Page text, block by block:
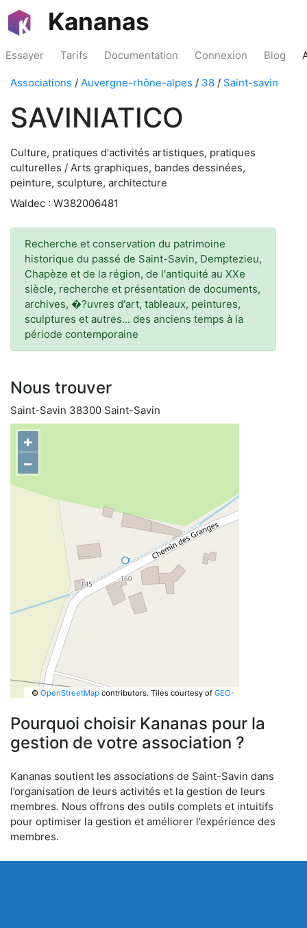
Kananas
Essayer Tarifs Documentation Connexion Blog
Associations / Auvergne-rhône-alpes / 38 / Saint-savin
SAVINIATICO
Culture, pratiques d'activités artistiques, pratiques
culturelles / Arts graphiques, bandes dessinées,
peinture, sculpture, architecture
Waldec : W382006481
Recherche et conservation du patrimoine
historique du passé de Saint-Savin, Demptezieu,
Chapèze et de la région, de l'antiquité au XXe
siècle, recherche et présentation de documents,
archives, �?uvres d'art, tableaux, peintures,
sculptures et autres... des anciens temps à la
période contemporaine
Nous trouver
Saint-Savin 38300 Saint-Savin
+
−
© OpenStreetMapcontributors. Tiles courtesy of GEO-
Pourquoi choisir Kananas pour la
gestion de votre association ?
Kananas soutient les associations de Saint-Savin dans
l’organisation de leurs activités et la gestion de leurs
membres. Nous offrons des outils complets et intuitifs
pour optimiser la gestion et améliorer l’expérience des
membres.